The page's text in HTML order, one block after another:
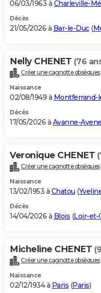
GUIDES D'ACHAT
BONS PLANS
Carte de Noël
Carte Bonne année
Carte Saint-Valentin
Carte Pâques
Carte d'anniversaire
DICTIONNAIRE
Dictionnaire
Biographies
Citations
Expressions
Proverbes
PROGRAMME TV
S'inscrire
Se connecter
Lycées
Collèges
Primaires
Universités
Entreprises
Service militaire
Avis de recherche
AVIS DE DÉCÈS
Bricolage
Lifestyle
Culture
Sport
Auto
Television
Voyage
Cinema
06/03/1963 à Charleville-
Décès
21/05/2026 à Bar-le-Duc(
Nelly CHENET (76
Créer une cagnotte obsèques
Naissance
02/08/1949 à Montferrand-
Décès
17/05/2026 à Avanne-
Veronique CHENET
Créer une cagnotte obsèques
Naissance
13/02/1953 à Chatou (
Décès
14/04/2026 à Blois (Loir-et-
Micheline CHENET
Créer une cagnotte obsèques
Naissance
02/12/1934 à Paris (Paris)